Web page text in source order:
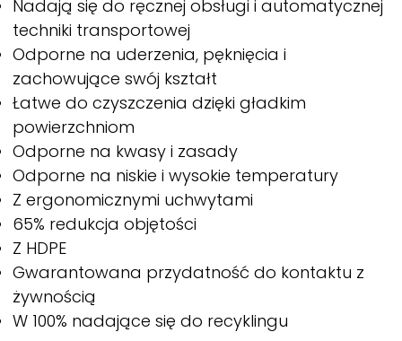
Nadają się do ręcznej obsługi i automatycznej
techniki transportowej
Odporne na uderzenia, pęknięcia i
zachowujące swój kształt
Łatwe do czyszczenia dzięki gładkim
powierzchniom
Odporne na kwasy i zasady
Odporne na niskie i wysokie temperatury
Z ergonomicznymi uchwytami
65% redukcja objętości
Z HDPE
Gwarantowana przydatność do kontaktu z
żywnością
W 100% nadające się do recyklingu